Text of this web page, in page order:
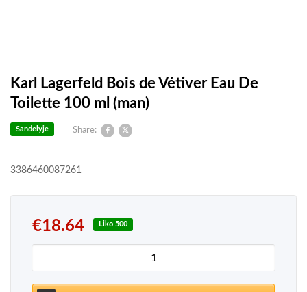
Karl Lagerfeld Bois de Vétiver Eau De
Toilette 100 ml (man)
Share:
Sandelyje
3386460087261
€18.64 Liko 500
produkto kiekis: Karl Lagerfeld Bois de Vétiver